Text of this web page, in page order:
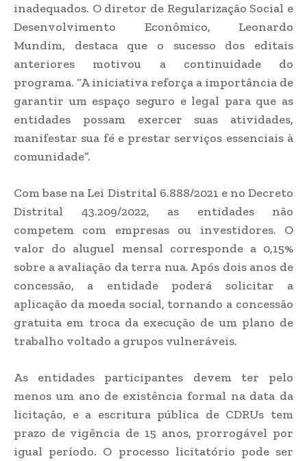
inadequados. O diretor de Regularização Social e
Desenvolvimento Econômico, Leonardo
Mundim, destaca que o sucesso dos editais
anteriores motivou a continuidade do
programa. “A iniciativa reforça a importância de
garantir um espaço seguro e legal para que as
entidades possam exercer suas atividades,
manifestar sua fé e prestar serviços essenciais à
comunidade”.
Com base na Lei Distrital 6.888/2021 e no Decreto
Distrital 43.209/2022, as entidades não
competem com empresas ou investidores. O
valor do aluguel mensal corresponde a 0,15%
sobre a avaliação da terra nua. Após dois anos de
concessão, a entidade poderá solicitar a
aplicação da moeda social, tornando a concessão
gratuita em troca da execução de um plano de
trabalho voltado a grupos vulneráveis.
As entidades participantes devem ter pelo
menos um ano de existência formal na data da
licitação, e a escritura pública de CDRUs tem
prazo de vigência de 15 anos, prorrogável por
igual período. O processo licitatório pode ser